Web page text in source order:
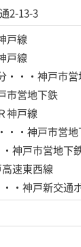
2-13-3
戸線
戸線
・・・神戸市
市営地下鉄
神戸線
・・神戸市営
神戸市営地下
速東西線
・神戸新交通